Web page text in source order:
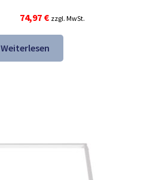
Ursprünglicher
Preis
war:
137,84 €
74,97 €Aktueller
Preis
ist:
74,97 €.
zzgl. MwSt.
Weiterlesen